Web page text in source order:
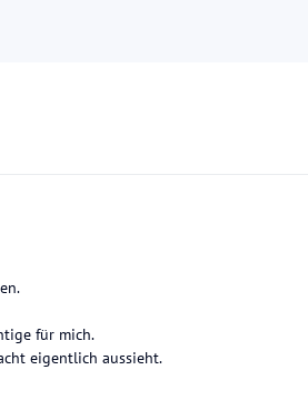
für mich.
eigentlich aussieht.